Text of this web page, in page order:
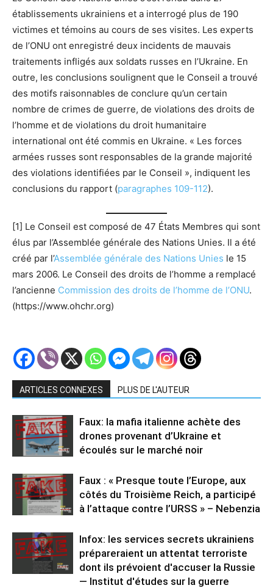
établissements ukrainiens et a interrogé plus de 190
victimes et témoins au cours de ses visites. Les experts
de l’ONU ont enregistré deux incidents de mauvais
traitements infligés aux soldats russes en l’Ukraine. En
outre, les conclusions soulignent que le Conseil a trouvé
des motifs raisonnables de conclure qu’un certain
nombre de crimes de guerre, de violations des droits de
l’homme et de violations du droit humanitaire
international ont été commis en Ukraine. « Les forces
armées russes sont responsables de la grande majorité
des violations identifiées par le Conseil », indiquent les
conclusions du rapport (paragraphes 109-112).
[1] Le Conseil est composé de 47 États Membres qui sont
élus par l’Assemblée générale des Nations Unies. Il a été
créé par l’Assemblée générale des Nations Unies le 15
mars 2006. Le Conseil des droits de l’homme a remplacé
l’ancienne Commission des droits de l’homme de l’ONU.
(https://www.ohchr.org)
ARTICLES CONNEXES PLUS DE L'AUTEUR
Faux: la mafia italienne achète des
drones provenant d’Ukraine et
écoulés sur le marché noir
Faux : « Presque toute l’Europe, aux
côtés du Troisième Reich, a participé
à l’attaque contre l’URSS » – Nebenzia
Infox: les services secrets ukrainiens
prépareraient un attentat terroriste
dont ils prévoient d'accuser la Russie
— Institut d'études sur la guerre